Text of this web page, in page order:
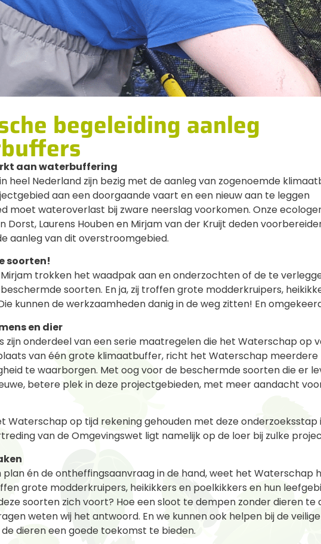
begeleiding aanleg
aan waterbuffering
heel Nederland zijn bezig met de aanleg van zogenoemde
aan een doorgaande vaart en een nieuw aan te leggen
moet wateroverlast bij zware neerslag voorkomen. Onze
Dorst, Laurens Houben en Mirjam van der Kruijt deden
aanleg van dit overstroomgebied.
soorten!
Mirjam trokken het waadpak aan en onderzochten of de te
soorten. En ja, zij troffen grote modderkruipers,
kunnen de werkzaamheden danig in de weg zitten! En
en dier
zijn onderdeel van een serie maatregelen die het Waterschap op
van één grote klimaatbuffer, richt het Waterschap meerdere
te waarborgen. Met oog voor de beschermde soorten die er
betere plek in deze projectgebieden, met meer aandacht
Waterschap op tijd rekening gehouden met deze onderzoeksstap
van de Omgevingswet ligt namelijk op de loer bij zulke
plan én de ontheffingsaanvraag in de hand, weet het Waterschap
grote modderkruipers, heikikkers en poelkikkers en hun
soorten zich voort? Hoe een sloot te dempen zonder dieren te
weten wij het antwoord. En we kunnen ook helpen bij de
dieren een goede toekomst te bieden.